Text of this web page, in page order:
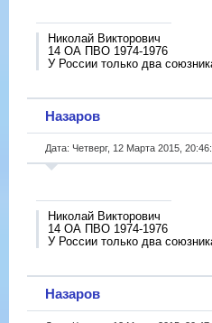
Николай Викторович
14 ОА ПВО 1974-1976
У России только два
Назаров
Дата: Четверг, 12 Марта 2015,
Николай Викторович
14 ОА ПВО 1974-1976
У России только два
Назаров